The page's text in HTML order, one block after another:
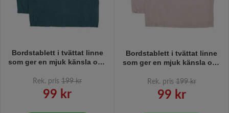
Bordstablett i tvättat linne
som ger en mjuk känsla och
i 2-pack i petrol. 35 x 45 cm.
Rek. pris 199 kr
99 kr
Bordstablett i tvättat linne
som ger en mjuk känsla och
i 2-pack i färgen ljust
gammelrosa. 35 x 45 cm.
Rek. pris 199 kr
99 kr